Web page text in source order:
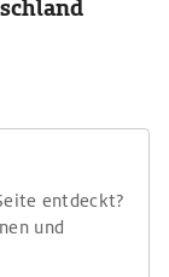
entdeckt?
und